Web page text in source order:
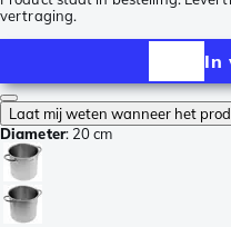
vertraging.
In
Laat mij weten wanneer het
Diameter: 20 cm